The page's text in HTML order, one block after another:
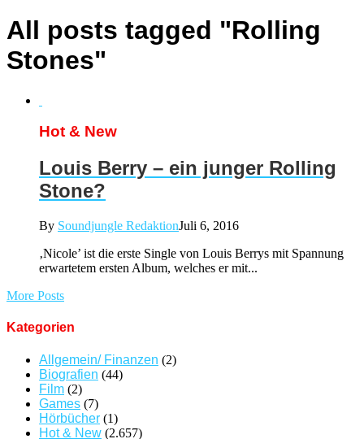
All posts tagged "Rolling
Stones"
Hot & New
Louis Berry – ein junger Rolling
Stone?
By Soundjungle RedaktionJuli 6, 2016
‚Nicole’ ist die erste Single von Louis Berrys mit Spannung
erwartetem ersten Album, welches er mit...
More Posts
Kategorien
Allgemein/ Finanzen (2)
Biografien (44)
Film (2)
Games (7)
Hörbücher (1)
Hot & New (2.657)